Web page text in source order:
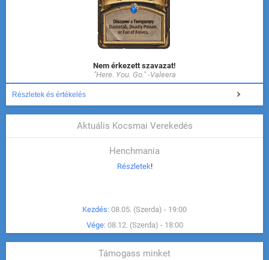
Nem érkezett szavazat!
"Here. You. Go." -Valeera
Részletek és értékelés
Aktuális Kocsmai Verekedés
Henchmania
Részletek!
Kezdés: 08.05. (Szerda) - 19:00
Vége: 08.12. (Szerda) - 18:00
Támogass minket